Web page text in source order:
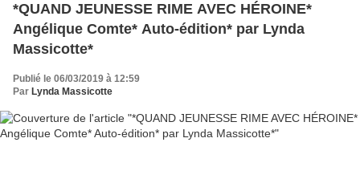
*QUAND JEUNESSE RIME AVEC HÉROINE*
Angélique Comte* Auto-édition* par Lynda
Massicotte*
Publié le 06/03/2019 à 12:59
Par Lynda Massicotte